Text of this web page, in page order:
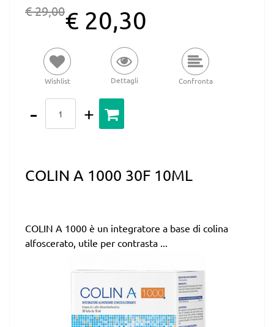
€ 29,00€ 20,30
Wishlist Dettagli Confronta
COLIN A 1000 30F 10ML
COLIN A 1000 è un integratore a base di colina
alfoscerato, utile per contrasta ...